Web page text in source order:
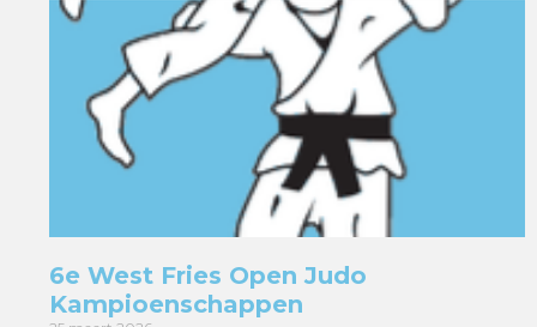
6e West Fries Open Judo
Kampioenschappen